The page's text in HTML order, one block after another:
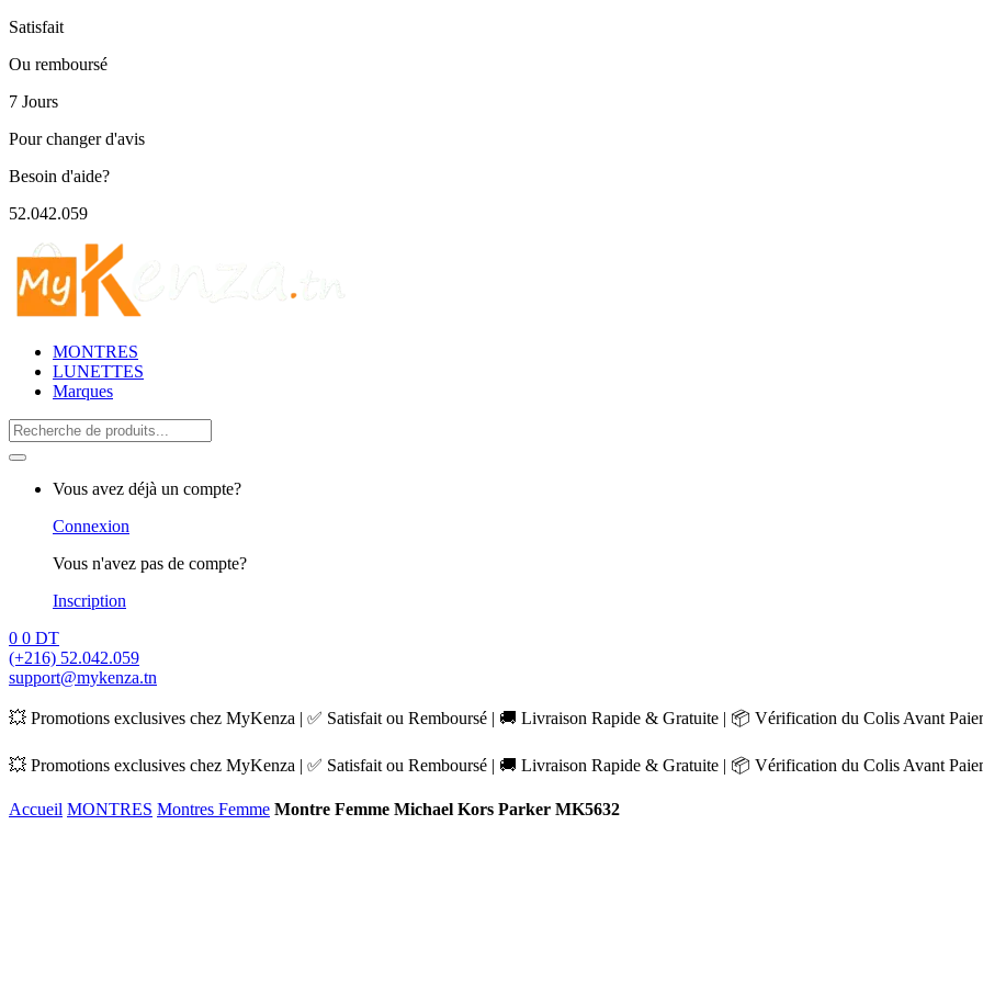
Satisfait
Ou remboursé
7 Jours
Pour changer d'avis
Besoin d'aide?
52.042.059
MONTRES
LUNETTES
Marques
Search
for:
Vous avez déjà un compte?
Connexion
Vous n'avez pas de compte?
Inscription
0 0 DT
(+216) 52.042.059
support@mykenza.tn
💥 Promotions exclusives chez MyKenza | ✅ Satisfait ou Remboursé | 🚚 Livraison Rapide & Gratuite | 📦 Vérification du Colis Avant
💥 Promotions exclusives chez MyKenza | ✅ Satisfait ou Remboursé | 🚚 Livraison Rapide & Gratuite | 📦 Vérification du Colis Avant
Accueil MONTRES Montres Femme Montre Femme Michael Kors Parker MK5632